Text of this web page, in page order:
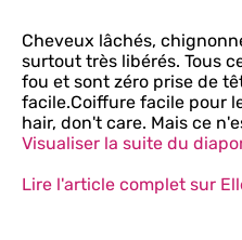
Cheveux lâchés,
surtout très libérés. Tous
fou et sont zéro prise de
facile.Coiffure facile pour
hair, don't care. Mais ce
Visualiser la suite du
Lire l'article complet sur